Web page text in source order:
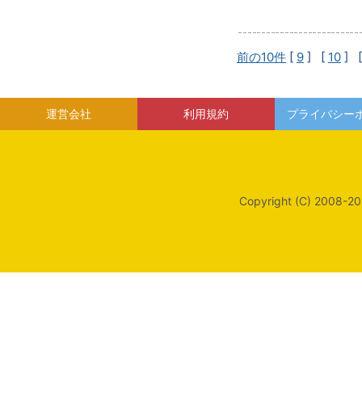
前の10件 [ 9 ] [ 10 ]
運営会社 利用規約 プライバシー
Copyright (C) 2008-